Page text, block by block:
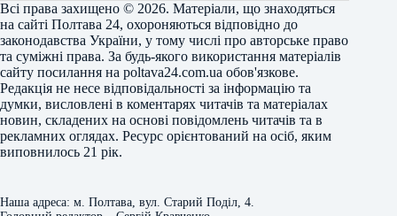
Всі права захищено © 2026. Матеріали, що знаходяться
на сайті Полтава 24, охороняються відповідно до
законодавства України, у тому числі про авторське право
та суміжні права. За будь-якого використання матеріалів
сайту посилання на poltava24.com.ua обов'язкове.
Редакція не несе відповідальності за інформацію та
думки, висловлені в коментарях читачів та матеріалах
новин, складених на основі повідомлень читачів та в
рекламних оглядах. Ресурс орієнтований на осіб, яким
виповнилось 21 рік.
Наша адреса: м. Полтава, вул. Старий Поділ, 4.